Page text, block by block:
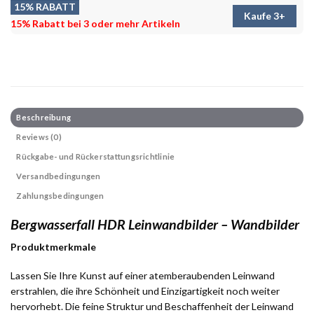
15% RABATT
15% Rabatt bei 3 oder mehr Artikeln
Kaufe 3+
Beschreibung
Reviews (0)
Rückgabe- und Rückerstattungsrichtlinie
Versandbedingungen
Zahlungsbedingungen
Bergwasserfall HDR Leinwandbilder – Wandbilder
Produktmerkmale
Lassen Sie Ihre Kunst auf einer atemberaubenden Leinwand
erstrahlen, die ihre Schönheit und Einzigartigkeit noch weiter
hervorhebt. Die feine Struktur und Beschaffenheit der Leinwand